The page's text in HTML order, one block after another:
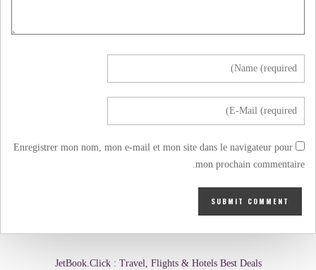
Enregistrer mon nom, mon e-mail et mon site dans le navigateur pour
mon prochain commentaire.
JetBook.Click : Travel, Flights & Hotels Best Deals